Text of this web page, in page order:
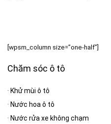
[wpsm_column size=”one-half”]
Chăm sóc ô tô
· Khử mùi ô tô
· Nước hoa ô tô
· Nước rửa xe không chạm